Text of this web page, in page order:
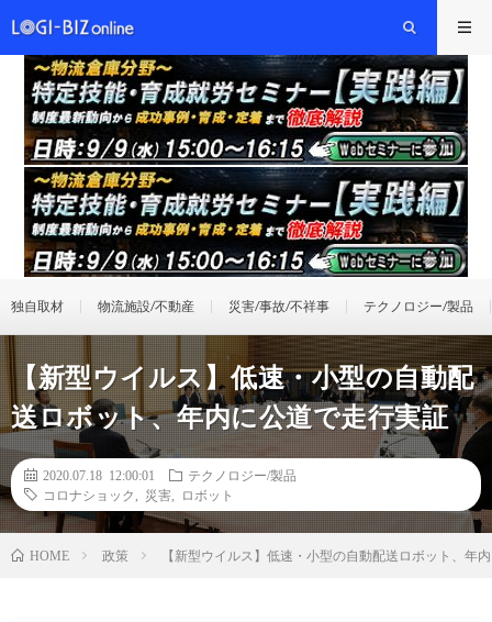
独自取材 物流施設/不動産 災害/事故/不祥事 テクノロジー/製品
【新型ウイルス】低速・小型の自動配
送ロボット、年内に公道で走行実証
2020.07.18 12:00:01
テクノロジー/製品
コロナショック
災害 ロボット
HOME 政策 【新型ウイルス】低速・小型の自動配送ロボット、年